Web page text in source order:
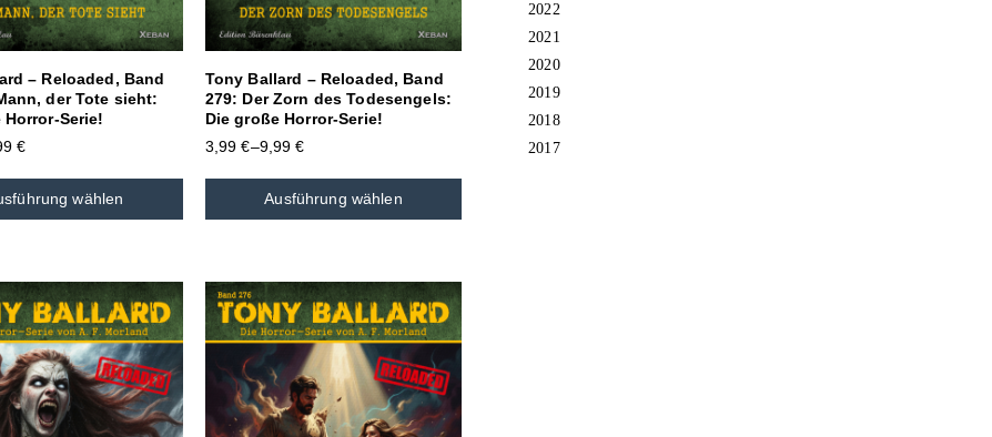
– Reloaded, Band
der Tote sieht:
Horror-Serie!
€
wählen
Tony Ballard – Reloaded, Band
279: Der Zorn des Todesengels:
Die große Horror-Serie!
3,99€–9,99€
Ausführung wählen
2022
2021
2020
2019
2018
2017